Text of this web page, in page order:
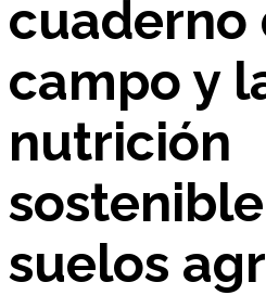
cuaderno
campo y
nutrición
suelos